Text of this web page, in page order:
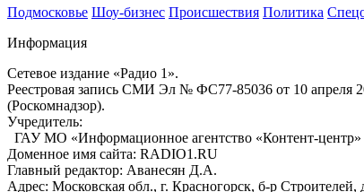
Подмосковье Шоу-бизнес Происшествия Политика
Информация
Сетевое издание «Радио 1».
Реестровая запись СМИ Эл № ФС77-85036 от 10 апреля
(Роскомнадзор).
Учредитель:
ГАУ МО «Информационное агентство «Контент-центр»
Доменное имя сайта: RADIO1.RU
Главный редактор: Аванесян Д.А.
Адрес: Московская обл., г. Красногорск, б-р